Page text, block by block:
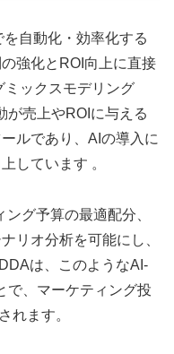
自動化・効率化する
強化とROI向上に直接
ミックスモデリング
が売上やROIに与える
ルであり、AIの導入に
しています 。
グ予算の最適配分、
リオ分析を可能にし、
は、このようなAI-
で、マーケティング投
れます。